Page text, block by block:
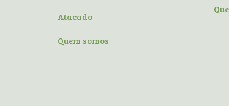
Atacado
Quem somos